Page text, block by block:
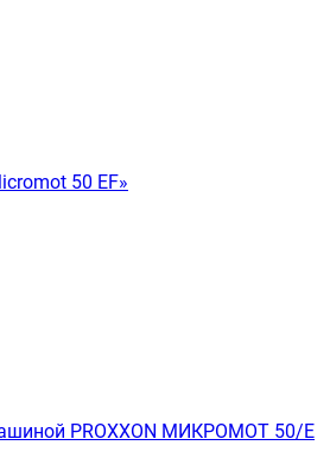
50 ЕF»
PROXXON МИКРОМОТ 50/Е